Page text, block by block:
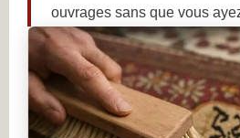
ouvrages sans que vous